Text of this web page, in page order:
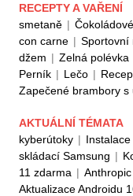
RECEPTY A VAŘENÍ
smetaně |
con carne | Sportovní
džem | Zelná polévka
Perník | Lečo |
Zapečené brambory s
AKTUÁLNÍ TÉMATA
kyberútoky |
skládací Samsung |
11 zdarma |
Aktualizace Androidu